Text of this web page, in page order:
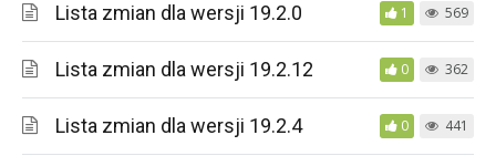
Lista zmian dla wersji 19.2.0 1 569
Lista zmian dla wersji 19.2.12 0 362
Lista zmian dla wersji 19.2.4 0 441